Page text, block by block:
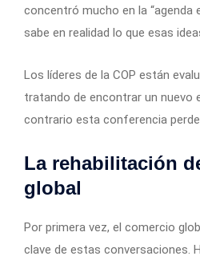
concentró mucho en la “agenda
sabe en realidad lo que esas
Los líderes de la COP están
tratando de encontrar un nuevo
contrario esta conferencia
La rehabilitación
global
Por primera vez, el comercio
clave de estas conversaciones.